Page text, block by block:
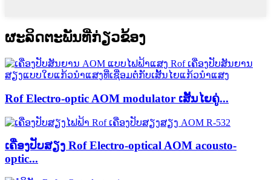
ຜະລິດຕະພັນທີ່ກ່ຽວຂ້ອງ
Rof Electro-optic AOM modulator ເສັ້ນໄຍຄູ່...
ເຄື່ອງປັບສຽງ Rof Electro-optical AOM acousto-
optic...